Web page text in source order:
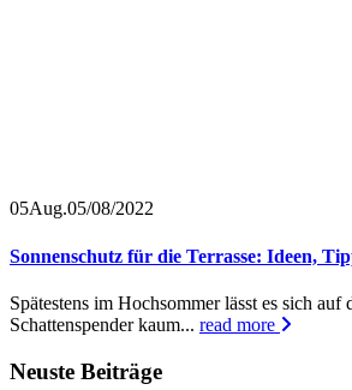
05Aug.05/08/2022
Sonnenschutz für die Terrasse: Ideen,
Spätestens im Hochsommer lässt es sich auf
Schattenspender kaum... read more
Neuste Beiträge